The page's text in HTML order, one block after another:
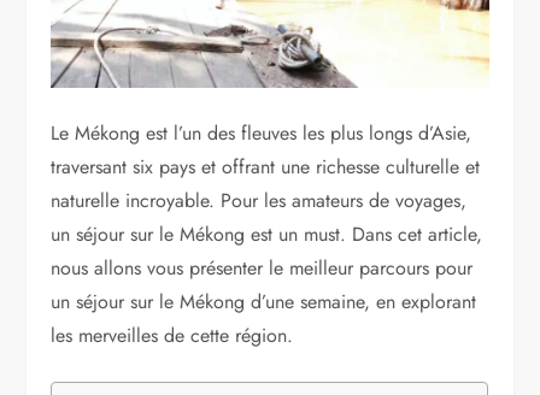
Le Mékong est l’un des fleuves les plus longs d’Asie,
traversant six pays et offrant une richesse culturelle et
naturelle incroyable. Pour les amateurs de voyages,
un séjour sur le Mékong est un must. Dans cet article,
nous allons vous présenter le meilleur parcours pour
un séjour sur le Mékong d’une semaine, en explorant
les merveilles de cette région.